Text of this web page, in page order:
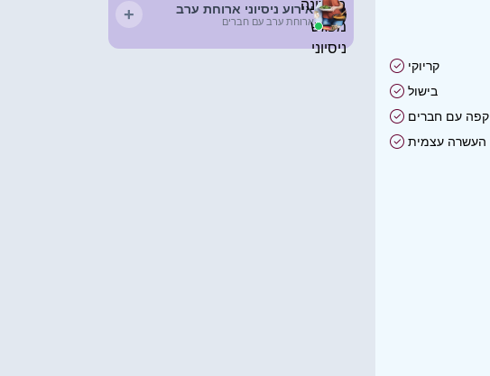
אירוע ניסיוני ארוחת ערב
ארוחת ערב עם חברים +
קריוקי
בישול
קפה עם חברים
העשרה עצמית